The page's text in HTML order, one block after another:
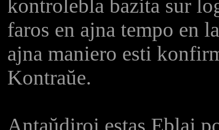
kontrolebla bazita sur
faros en ajna tempo en
ajna maniero esti
Kontraŭe.
Antaŭdiroj estas Eblaj